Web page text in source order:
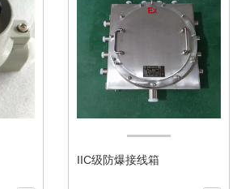
IIC级防爆接线箱